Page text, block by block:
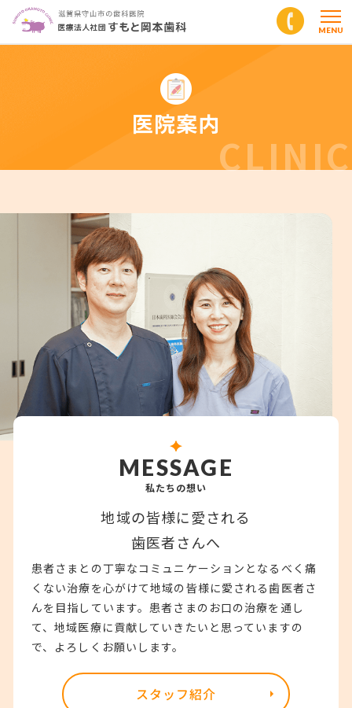
MENU
CLINIC
医院案内
MESSAGE
私たちの想い
地域の皆様に愛される
歯医者さんへ
患者さまとの丁寧なコミュニケーションとなるべく痛
くない治療を心がけて地域の皆様に愛される歯医者さ
んを目指しています。患者さまのお口の治療を通し
て、地域医療に貢献していきたいと思っていますの
で、よろしくお願いします。
スタッフ紹介